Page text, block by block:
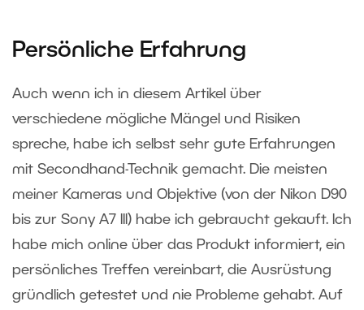
Persönliche Erfahrung
Auch wenn ich in diesem Artikel über
verschiedene mögliche Mängel und Risiken
spreche, habe ich selbst sehr gute Erfahrungen
mit Secondhand-Technik gemacht. Die meisten
meiner Kameras und Objektive (von der Nikon D90
bis zur Sony A7 III) habe ich gebraucht gekauft. Ich
habe mich online über das Produkt informiert, ein
persönliches Treffen vereinbart, die Ausrüstung
gründlich getestet und nie Probleme gehabt. Auf